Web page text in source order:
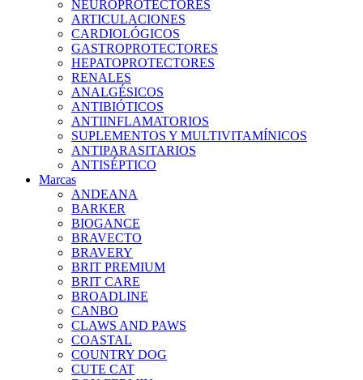
NEUROPROTECTORES
ARTICULACIONES
CARDIOLÓGICOS
GASTROPROTECTORES
HEPATOPROTECTORES
RENALES
ANALGÉSICOS
ANTIBIÓTICOS
ANTIINFLAMATORIOS
SUPLEMENTOS Y MULTIVITAMÍNICOS
ANTIPARASITARIOS
ANTISÉPTICO
Marcas
ANDEANA
BARKER
BIOGANCE
BRAVECTO
BRAVERY
BRIT PREMIUM
BRIT CARE
BROADLINE
CANBO
CLAWS AND PAWS
COASTAL
COUNTRY DOG
CUTE CAT